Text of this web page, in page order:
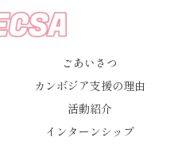
ごあいさつ
カンボジア支援の理由
活動紹介
インターンシップ